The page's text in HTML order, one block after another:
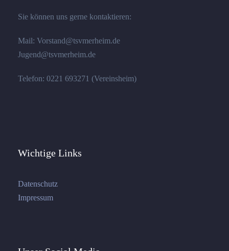
Sie können uns gerne kontaktieren:
Mail: Vorstand@tsvmerheim.de
Jugend@tsvmerheim.de
Telefon: 0221 693271 (Vereinsheim)
Wichtige Links
Datenschutz
Impressum